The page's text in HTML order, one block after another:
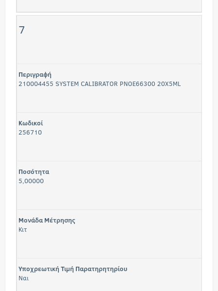
7
Περιγραφή
210004455 SYSTEM CALIBRATOR PNOE66300 20X5ML
Κωδικοί
256710
Ποσότητα
5,00000
Μονάδα Μέτρησης
Κιτ
Υποχρεωτική Τιμή Παρατηρητηρίου
Ναι